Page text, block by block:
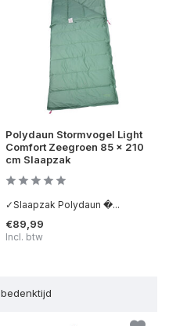
Polydaun Stormvogel Light
Comfort Zeegroen 85 x 210
cm Slaapzak
✓Slaapzak Polydaun �...
€89,99
Incl. btw
bedenktijd